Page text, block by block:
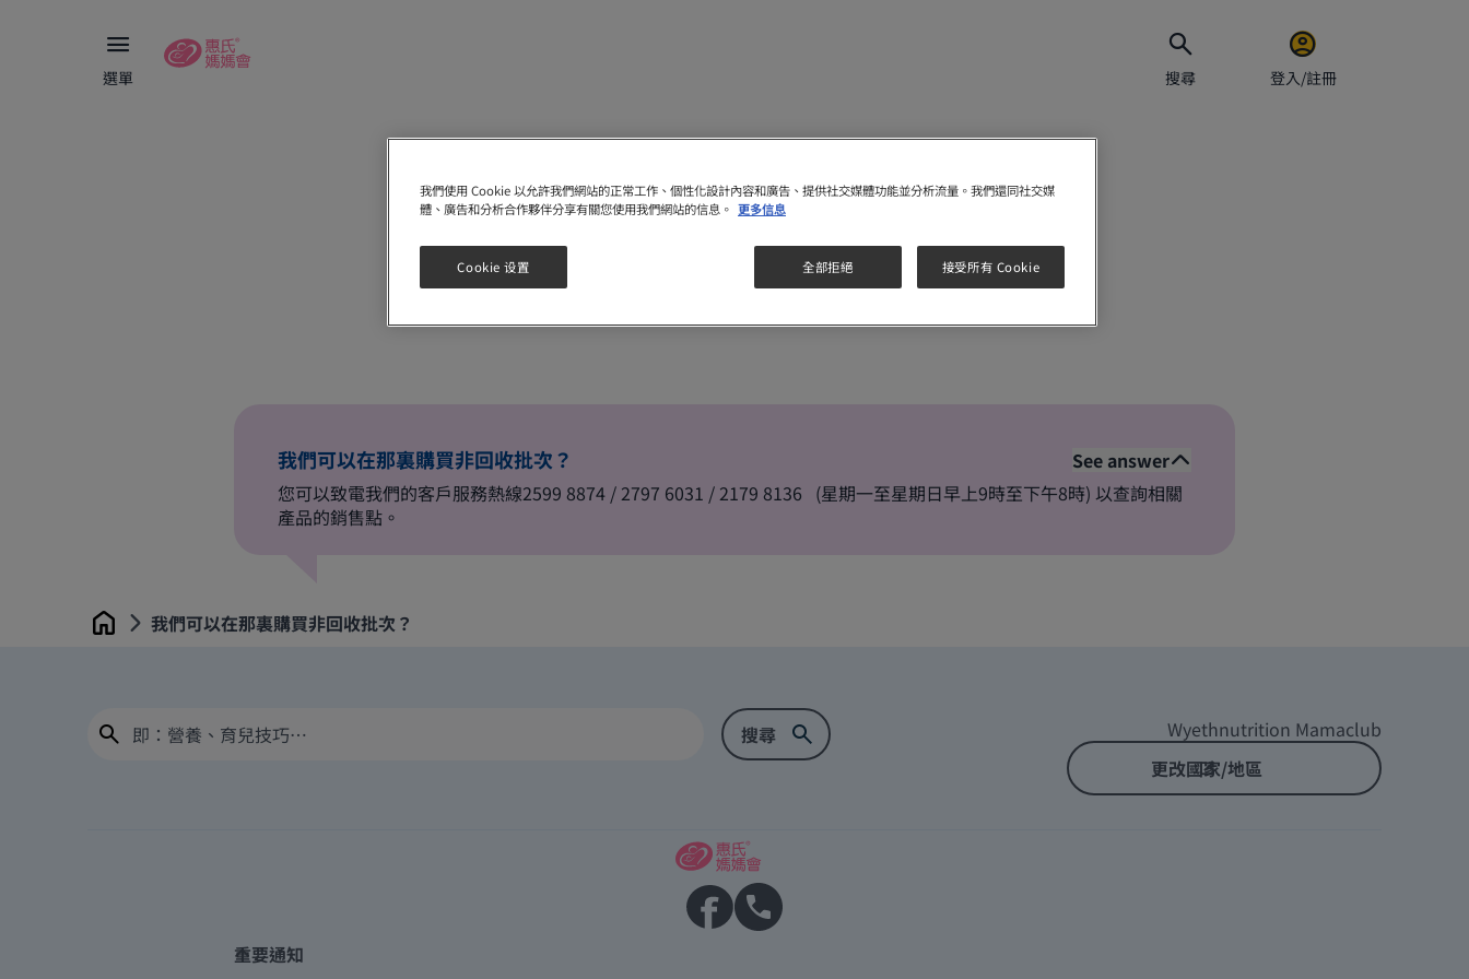
選單 搜尋 登入/註冊
我們可以在那裏購買非回收批次？
我們可以在那裏購買非回收批次？
See answer
您可以致電我們的客戶服務熱線2599 8874 / 2797 6031 / 2179 8136 (星期一至星期日早上9時至下午8時) 以查詢相關
產品的銷售點。
Home 我們可以在那裏購買非回收批次？
Wyethnutrition Mamaclub
更改國家/地區
重要通知
我們使用 Cookie 以允許我們網站的正常工作、個性化設計內容和廣告、提供社交媒體功能並分析流量。我們還同社交媒
體、廣告和分析合作夥伴分享有關您使用我們網站的信息。 更多信息
全部拒絕 接受所有 Cookie
Cookie 设置